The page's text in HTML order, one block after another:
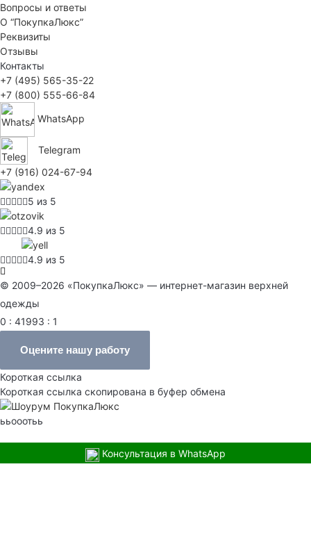
Вопросы и ответы
О “ПокупкаЛюкс”
Реквизиты
Отзывы
Контакты
+7 (495) 565-35-22
+7 (800) 555-66-84
WhatsApp
Telegram
+7 (916) 024-67-94
5 из 5
4.9 из 5
4.9 из 5
© 2009–2026 «ПокупкаЛюкс» — интернет-магазин верхней
одежды
0 : 41993 : 1
Оцените нашу работу
Короткая ссылка
Короткая ссылка скопирована в буфер обмена
ььооотьь
Консультация в WhatsApp